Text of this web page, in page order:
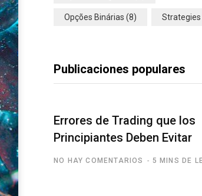
Opções Binárias (8) Strategies
Publicaciones populares
Errores de Trading que los
Principiantes Deben Evitar
NO HAY COMENTARIOS 5 MINS DE